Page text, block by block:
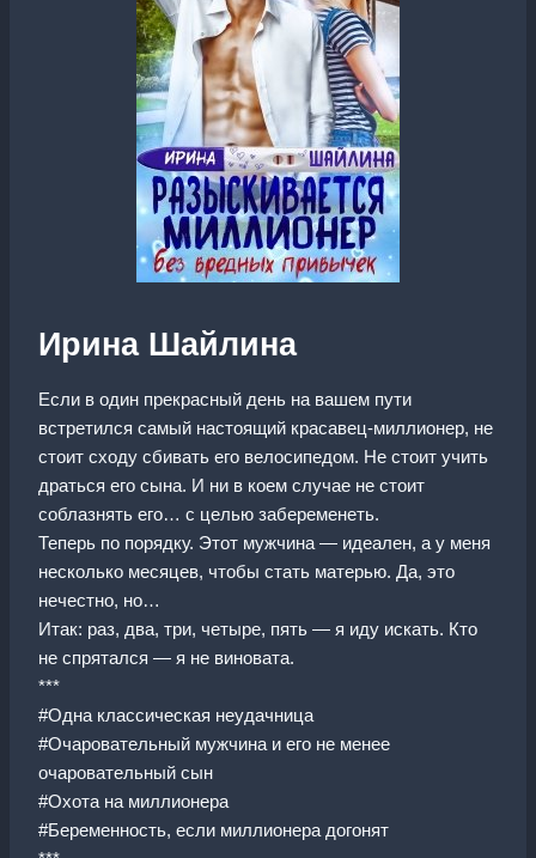
Ирина Шайлина
Если в один прекрасный день на вашем пути
встретился самый настоящий красавец-миллионер, не
стоит сходу сбивать его велосипедом. Не стоит учить
драться его сына. И ни в коем случае не стоит
соблазнять его… с целью забеременеть.
Теперь по порядку. Этот мужчина — идеален, а у меня
несколько месяцев, чтобы стать матерью. Да, это
нечестно, но…
Итак: раз, два, три, четыре, пять — я иду искать. Кто
не спрятался — я не виновата.
***
#Одна классическая неудачница
#Очаровательный мужчина и его не менее
очаровательный сын
#Охота на миллионера
#Беременность, если миллионера догонят